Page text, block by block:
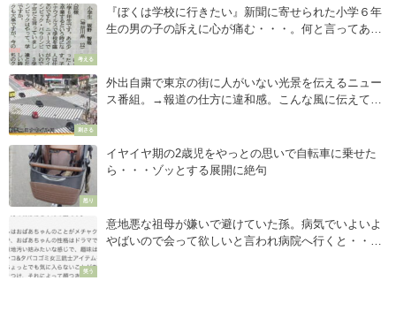
考える
『ぼくは学校に行きたい』新聞に寄せられた小学６年
生の男の子の訴えに心が痛む・・・。何と言ってあげ
刺さる
外出自粛で東京の街に人がいない光景を伝えるニュー
ス番組。→報道の仕方に違和感。こんな風に伝えてほ
怒り
イヤイヤ期の2歳児をやっとの思いで自転車に乗せた
ら・・・ゾッとする展開に絶句
笑う
意地悪な祖母が嫌いで避けていた孫。病気でいよいよ
やばいので会って欲しいと言われ病院へ行くと・・・